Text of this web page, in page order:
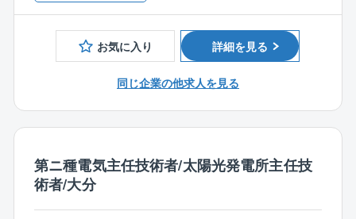
次々と登場します。
最新の技術を導入し、プラントの性能向上を実現する
ことで、技術者としての成長を実感できます。また、
専門知識を活かしながらイノベーションに携わること
ン）の進展により、「データ」はプラント運営におい
て欠かせない存在となっています。計装はプラントの
データを取り扱う第一人者であり、今後のDXの中心と
なる重要な職種です。
・メンテナンス…顧客の施設を定期的に訪問し、定期
保守や点検消耗部品の交換、ボイラ内の清掃、水質の
チェック、訪問先は大型の施設から小規模の店頭まで
様々です。ボイラは燃料や重量別に種類が多岐にわた
入社後は現場でのOJTや階層別教育を通して業務や製
品について学んで頂きます。将来的には技術者と同レ
ベルの知識を身に着けることができます。
お気に入り 詳細を見る
同じ企業の他求人を見る
第ニ種電気主任技術者/太陽光発電所主任技
術者/大分